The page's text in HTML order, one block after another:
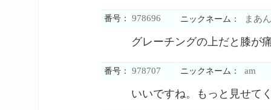
番号： 978696 ニックネーム： まあん
グレーチングの上だと膝が
番号： 978707 ニックネーム： am
いいですね。もっと見せて